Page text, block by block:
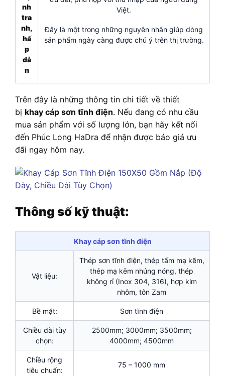
nh
tra
nh,
hấ
p
dẫ
n
Việt.
Đây là một trong những nguyên nhân giúp dòng
sản phẩm ngày càng được chú ý trên thị trường.
Trên đây là những thông tin chi tiết về thiết
bị khay cáp sơn tĩnh điện. Nếu đang có nhu cầu
mua sản phẩm với số lượng lớn, bạn hãy kết nối
đến Phúc Long HaDra để nhận được báo giá ưu
đãi ngay hôm nay.
Thông số kỹ thuật:
Khay cáp sơn tĩnh điện
Vật liệu:
Thép sơn tĩnh điện, thép tấm mạ kẽm,
thép mạ kẽm nhúng nóng, thép
không rỉ (Inox 304, 316), hợp kim
nhôm, tôn Zam
Bề mặt: Sơn tĩnh điện
Chiều dài tùy
chọn:
2500mm; 3000mm; 3500mm;
4000mm; 4500mm
Chiều rộng
tiêu chuẩn:
75 – 1000 mm